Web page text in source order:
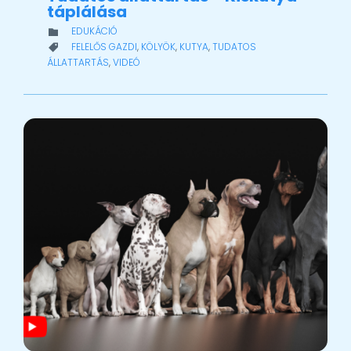
táplálása
 CATEGORY
EDUKÁCIÓ
 CATEGORY
FELELŐS GAZDI, KÖLYÖK, KUTYA,TUDATOS
ÁLLATTARTÁS,VIDEÓ